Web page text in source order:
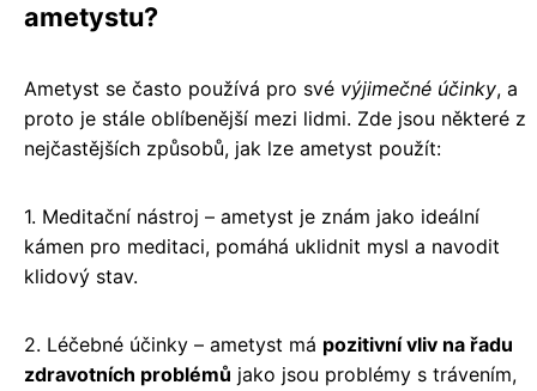
ametystu?
Ametyst se často používá pro své výjimečné účinky, a
proto je stále oblíbenější mezi lidmi. Zde jsou některé z
nejčastějších způsobů, jak lze ametyst použít:
1. Meditační nástroj – ametyst je znám jako ideální
kámen pro meditaci, pomáhá uklidnit mysl a navodit
klidový stav.
2. Léčebné účinky – ametyst má pozitivní vliv na řadu
zdravotních problémů jako jsou problémy s trávením,